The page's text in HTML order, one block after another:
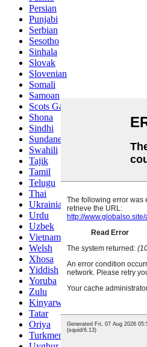
Persian
Punjabi
Serbian
Sesotho
Sinhala
Slovak
Slovenian
Somali
Samoan
Scots Gaelic
Shona
Sindhi
Sundanese
Swahili
Tajik
Tamil
Telugu
Thai
Ukrainian
Urdu
Uzbek
Vietnamese
Welsh
Xhosa
Yiddish
Yoruba
Zulu
Kinyarwanda
Tatar
Oriya
Turkmen